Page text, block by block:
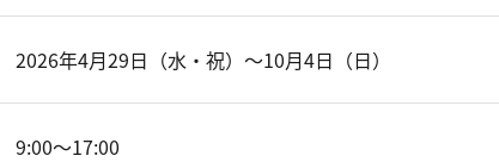
2026年4月29日（水・祝）～10月4日（日）
9:00～17:00